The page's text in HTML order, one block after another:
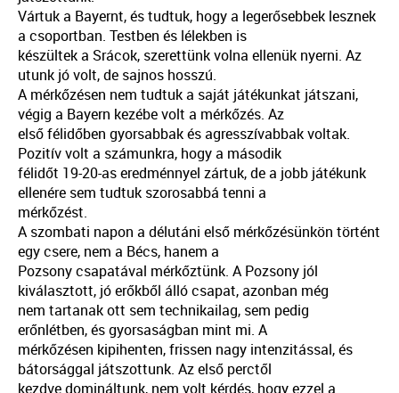
Vártuk a Bayernt, és tudtuk, hogy a legerősebbek lesznek
a csoportban. Testben és lélekben is
készültek a Srácok, szerettünk volna ellenük nyerni. Az
utunk jó volt, de sajnos hosszú.
A mérkőzésen nem tudtuk a saját játékunkat játszani,
végig a Bayern kezébe volt a mérkőzés. Az
első félidőben gyorsabbak és agresszívabbak voltak.
Pozitív volt a számunkra, hogy a második
félidőt 19-20-as eredménnyel zártuk, de a jobb játékunk
ellenére sem tudtuk szorosabbá tenni a
mérkőzést.
A szombati napon a délutáni első mérkőzésünkön történt
egy csere, nem a Bécs, hanem a
Pozsony csapatával mérkőztünk. A Pozsony jól
kiválasztott, jó erőkből álló csapat, azonban még
nem tartanak ott sem technikailag, sem pedig
erőnlétben, és gyorsaságban mint mi. A
mérkőzésen kipihenten, frissen nagy intenzitással, és
bátorsággal játszottunk. Az első perctől
kezdve domináltunk, nem volt kérdés, hogy ezzel a